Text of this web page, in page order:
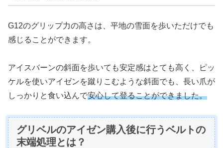
G12のグリップ力の高さは、平地の雪面を歩いただけでも
感じることができます。
アイスバーンの斜面を歩いても安定感はとても高く、ピッ
ケルを使いアイゼンを蹴りこむような斜面でも、長い爪が
しっかりと食い込んで安心して登ることができました。
グリベルのアイゼン購入後に行うベルトの
末端処理とは？